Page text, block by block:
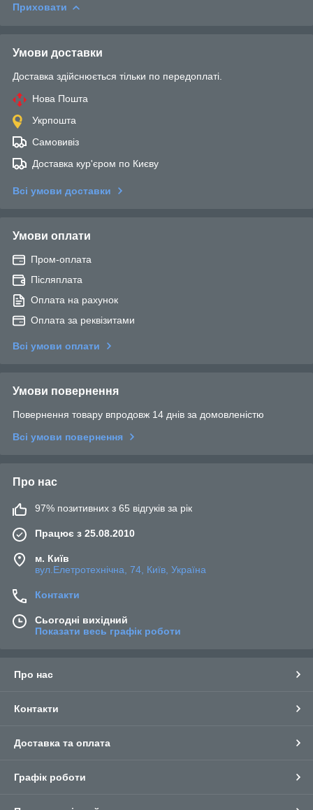
Приховати
Умови доставки
Доставка здійснюється тільки по передоплаті.
Нова Пошта
Укрпошта
Самовивіз
Доставка кур'єром по Києву
Всі умови доставки
Умови оплати
Пром-оплата
Післяплата
Оплата на рахунок
Оплата за реквізитами
Всі умови оплати
Умови повернення
Повернення товару впродовж 14 днів за домовленістю
Всі умови повернення
Про нас
97% позитивних з 65 відгуків за рік
Працює з 25.08.2010
м. Київ
вул.Елетротехнічна, 74, Київ, Україна
Контакти
Сьогодні вихідний
Показати весь графік роботи
Про нас
Контакти
Доставка та оплата
Графік роботи